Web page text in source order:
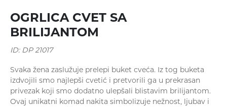
Narukvice
OGRLICA CVET SA
BRILIJANTOM
Svaka žena zaslužuje prelepi buket cveća. Iz tog buketa
izdvojili smo najlepši cvetić i pretvorili ga u prekrasan
privezak koji smo dodatno ulepšali blistavim brilijantom.
Ovaj unikatni komad nakita simbolizuje nežnost, ljubav i
ID: DP 21017